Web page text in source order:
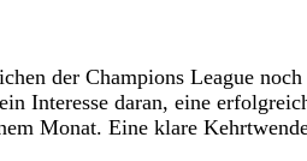
der Champions League
Interesse daran, eine
Monat. Eine klare